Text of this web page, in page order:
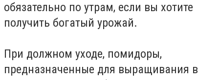
обязательно по утрам, если вы хотите
получить богатый урожай.
При должном уходе, помидоры,
предназначенные для выращивания в